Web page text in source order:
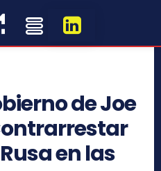
de Joe
en las